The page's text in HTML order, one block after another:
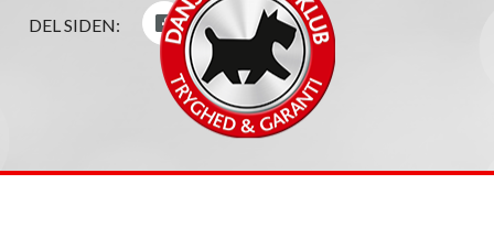
DEL SIDEN: